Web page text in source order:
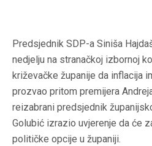
Predsjednik SDP-a Siniša
nedjelju na stranačkoj izbornoj
križevačke županije da inflacija
prozvao pritom premijera
reizabrani predsjednik
Golubić izrazio uvjerenje da će
političke opcije u županiji.